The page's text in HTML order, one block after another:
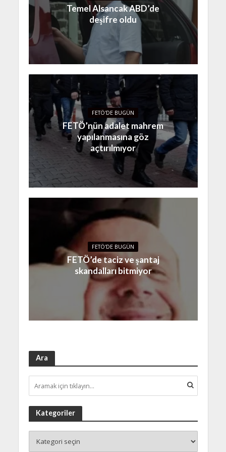
Temel Alsancak ABD’de
deşifre oldu
FETÖ'DE BUGÜN
FETÖ’nün adalet mahrem
yapılanmasına göz
açtırılmıyor
FETÖ'DE BUGÜN
FETÖ’de taciz ve şantaj
skandalları bitmiyor
Ara
Kategoriler